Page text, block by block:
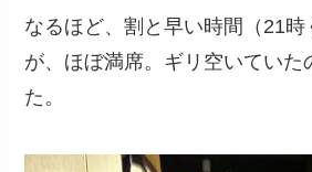
なるほど、割と早い時間（21時
が、ほぼ満席。ギリ空いていた
た。